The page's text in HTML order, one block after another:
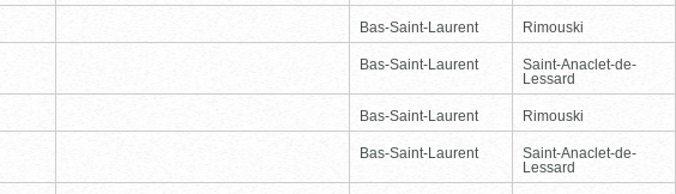
Bas-Saint-Laurent Rimouski
Bas-Saint-Laurent
Saint-Anaclet-de-
Lessard
Bas-Saint-Laurent Rimouski
Bas-Saint-Laurent
Saint-Anaclet-de-
Lessard